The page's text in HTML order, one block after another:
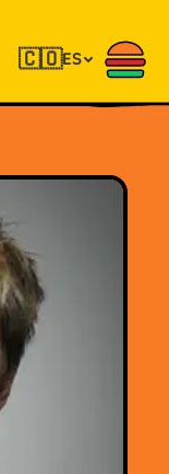
🇨🇴ES